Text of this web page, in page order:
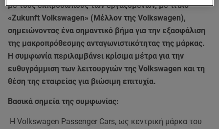
με τους εκπροσώπους των εργαζομένων, με τίτλο
«Zukunft Volkswagen» (Μέλλον της Volkswagen),
σημειώνοντας ένα σημαντικό βήμα για την εξασφάλιση
της μακροπρόθεσμης ανταγωνιστικότητας της μάρκας.
Η συμφωνία περιλαμβάνει κρίσιμα μέτρα για την
ευθυγράμμιση των λειτουργιών της Volkswagen και τη
θέση της εταιρείας για βιώσιμη επιτυχία.
Βασικά σημεία της συμφωνίας:
Η Volkswagen Passenger Cars, ως κεντρική μάρκα του